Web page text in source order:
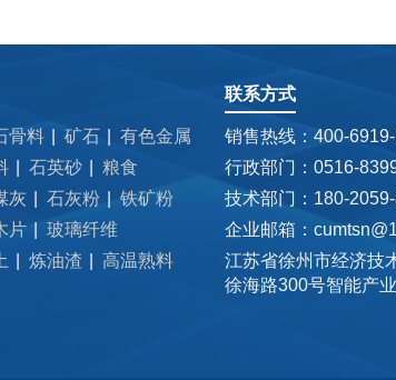
骨料 矿石
有色金属
石英砂
粮食
灰
石灰粉
铁矿粉
片
玻璃纤维
炼油渣 高温熟料
联系方式
销售热线：400-
行政部门：0516-
技术部门：180-
企业邮箱：
江苏省徐州市经济技
徐海路300号智能产